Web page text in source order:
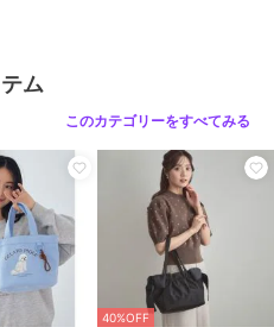
700ｇ以下
ム
このカテゴリーをすべてみる
40%OFF